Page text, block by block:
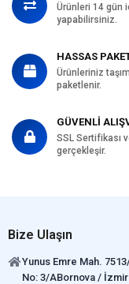
Ürünleri 14 gün
yapabilirsiniz.
HASSAS
Ürünleriniz
paketlenir.
GÜVENLİ
SSL Sertifikası
gerçekleşir.
Bize Ulaşın
Yunus Emre Mah.
No: 3/ABornova / İzmir